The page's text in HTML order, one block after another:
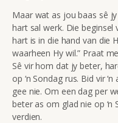
Maar wat as jou baas sê
hart sal werk. Die beginsel
hart is in die hand van die
waarheen Hy wil.” Praat
Sê vir hom dat jy beter,
op ‘n Sondag rus. Bid vir
gee nie. Om een dag per
beter as om glad nie op ‘n
verdien.